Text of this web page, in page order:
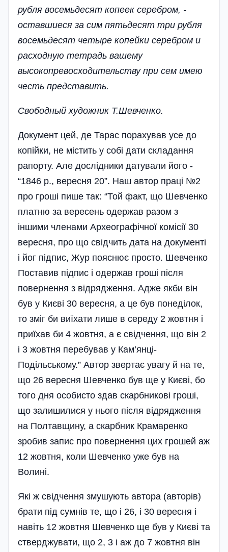
рубля восемьдесят копеек серебром, -
оставшиеся за сим пятьдесят три рубля
восемьдесят четыре копейки серебром и
расходную тетрадь вашему
высокопревосходительству при сем имею
честь представить.
Свободный художник Т.Шевченко.
Документ цей, де Тарас порахував усе до
копійки, не містить у собі дати складання
рапорту. Але дослідники датували його -
“1846 р., вересня 20”. Наш автор праці №2
про гроші пише так: “Той факт, що Шевченко
платню за вересень одержав разом з
іншими членами Археографічної комісії 30
вересня, про що свідчить дата на документі
і йог підпис, Жур пояснює просто. Шевченко
Поставив підпис і одержав гроші після
повернення з відрядження. Адже якби він
був у Києві 30 вересня, а це був понеділок,
то зміг би виїхати лише в середу 2 жовтня і
приїхав би 4 жовтня, а є свідчення, що він 2
і 3 жовтня перебував у Кам’янці-
Подільському.” Автор звертає увагу й на те,
що 26 вересня Шевченко був ще у Києві, бо
того дня особисто здав скарбникові гроші,
що залишилися у нього після відрядження
на Полтавщину, а скарбник Крамаренко
зробив запис про повернення цих грошей аж
12 жовтня, коли Шевченко уже був на
Волині.
Які ж свідчення змушують автора (авторів)
брати під сумнів те, що і 26, і 30 вересня і
навіть 12 жовтня Шевченко ще був у Києві та
стверджувати, що 2, 3 і аж до 7 жовтня він